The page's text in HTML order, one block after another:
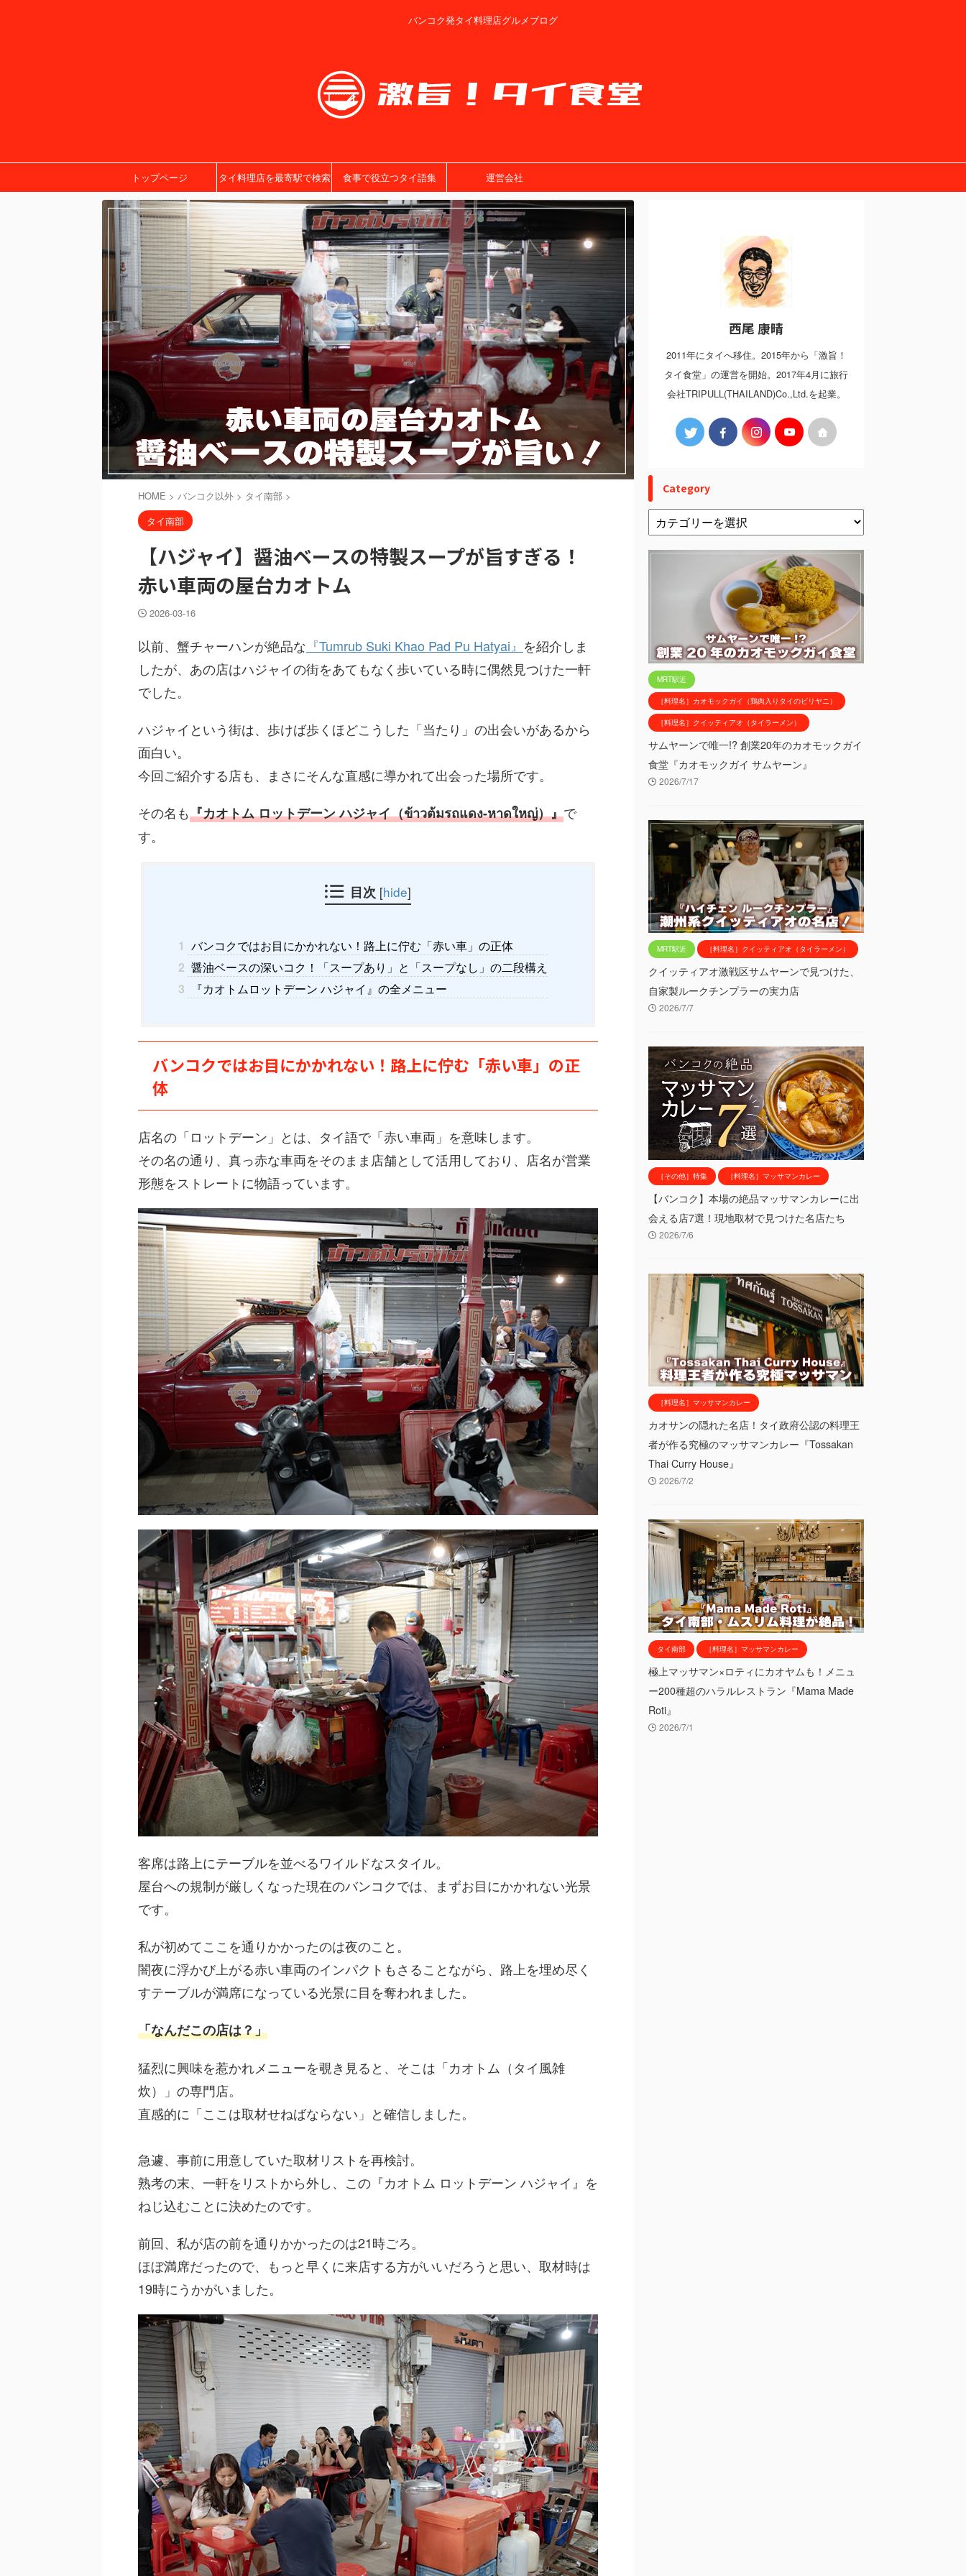
バンコク発タイ料理店グルメブログ
トップページ タイ料理店を最寄駅で検索 食事で役立つタイ語集 運営会社
HOME > バンコク以外 > タイ南部 >
タイ南部
【ハジャイ】醤油ベースの特製スープが旨すぎる！
赤い車両の屋台カオトム
2026-03-16
以前、蟹チャーハンが絶品な 『Tumrub Suki Khao Pad Pu Hatyai』 を紹介しま
したが、あの店はハジャイの街をあてもなく歩いている時に偶然見つけた一軒
でした。
ハジャイという街は、歩けば歩くほどこうした「当たり」の出会いがあるから
面白い。
今回ご紹介する店も、まさにそんな直感に導かれて出会った場所です。
その名も『カオトム ロットデーン ハジャイ（ข้าวต้มรถแดง-หาดใหญ่）』で
す。
目次 [hide]
1 バンコクではお目にかかれない！路上に佇む「赤い車」の正体
2 醤油ベースの深いコク！「スープあり」と「スープなし」の二段構え
3
『カオトムロットデーン ハジャイ』の全メニュー
バンコクではお目にかかれない！路上に佇む「赤い車」の正
体
店名の「ロットデーン」とは、タイ語で「赤い車両」を意味します。
その名の通り、真っ赤な車両をそのまま店舗として活用しており、店名が営業
形態をストレートに物語っています。
客席は路上にテーブルを並べるワイルドなスタイル。
屋台への規制が厳しくなった現在のバンコクでは、まずお目にかかれない光景
です。
私が初めてここを通りかかったのは夜のこと。
闇夜に浮かび上がる赤い車両のインパクトもさることながら、路上を埋め尽く
すテーブルが満席になっている光景に目を奪われました。
「なんだこの店は？」
猛烈に興味を惹かれメニューを覗き見ると、そこは「カオトム（タイ風雑
炊）」の専門店。
直感的に「ここは取材せねばならない」と確信しました。
急遽、事前に用意していた取材リストを再検討。
熟考の末、一軒をリストから外し、この『カオトム ロットデーン ハジャイ』を
ねじ込むことに決めたのです。
前回、私が店の前を通りかかったのは21時ごろ。
ほぼ満席だったので、もっと早くに来店する方がいいだろうと思い、取材時は
19時にうかがいました。
西尾 康晴
2011年にタイへ移住。2015年から「激旨！
タイ食堂」の運営を開始。2017年4月に旅行
会社TRIPULL(THAILAND)Co.,Ltd.を起業。
Category
MRT駅近
［料理名］カオモックガイ（鶏肉入りタイのビリヤニ）
［料理名］クイッティアオ（タイラーメン）
サムヤーンで唯一!? 創業20年のカオモックガイ
食堂『カオモックガイ サムヤーン』
2026/7/17
MRT駅近 ［料理名］クイッティアオ（タイラーメン）
クイッティアオ激戦区サムヤーンで見つけた、
自家製ルークチンプラーの実力店
2026/7/7
［その他］特集 ［料理名］マッサマンカレー
【バンコク】本場の絶品マッサマンカレーに出
会える店7選！現地取材で見つけた名店たち
2026/7/6
［料理名］マッサマンカレー
カオサンの隠れた名店！タイ政府公認の料理王
者が作る究極のマッサマンカレー『Tossakan
Thai Curry House』
2026/7/2
タイ南部 ［料理名］マッサマンカレー
極上マッサマン×ロティにカオヤムも！メニュ
ー200種超のハラルレストラン『Mama Made
Roti』
2026/7/1